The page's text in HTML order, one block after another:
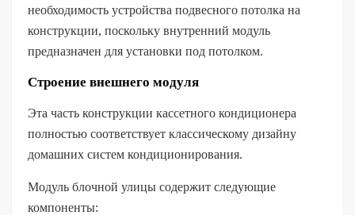
необходимость устройства подвесного потолка на
конструкции, поскольку внутренний модуль
предназначен для установки под потолком.
Строение внешнего модуля
Эта часть конструкции кассетного кондиционера
полностью соответствует классическому дизайну
домашних систем кондиционирования.
Модуль блочной улицы содержит следующие
компоненты: